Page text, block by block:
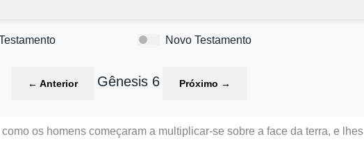
Novo Testamento
← Anterior Gênesis 6 Próximo →
os homens começaram a multiplicar-se sobre a face da terra, e lhes